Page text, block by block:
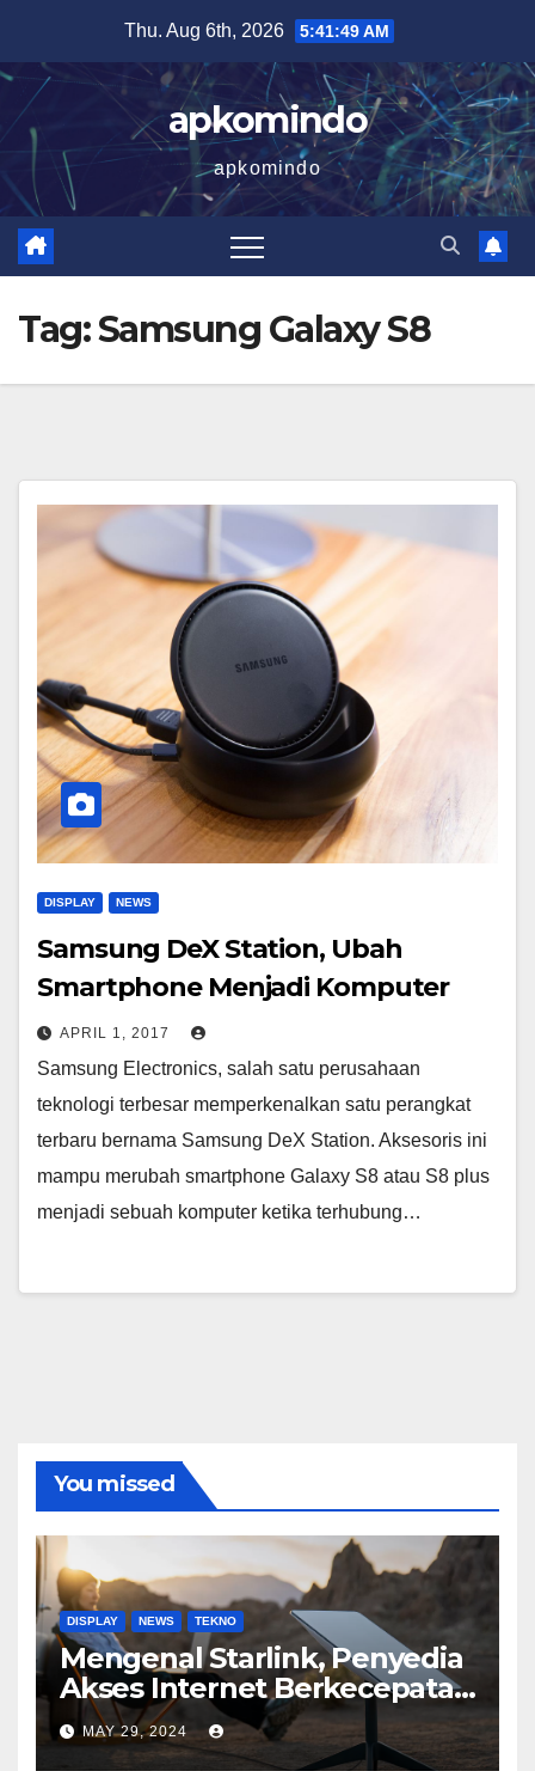
content
Thu. Aug 6th, 2026 5:41:50 AM
apkomindo
apkomindo
Tag:Samsung Galaxy S8
DISPLAY NEWS
Samsung DeX Station, Ubah
Smartphone Menjadi Komputer
APRIL 1, 2017
Samsung Electronics, salah satu perusahaan
teknologi terbesar memperkenalkan satu perangkat
terbaru bernama Samsung DeX Station. Aksesoris ini
mampu merubah smartphone Galaxy S8 atau S8 plus
menjadi sebuah komputer ketika terhubung…
You missed
DISPLAY NEWS TEKNO
Mengenal Starlink, Penyedia
Akses Internet Berkecepatan
Tinggi
MAY 29, 2024